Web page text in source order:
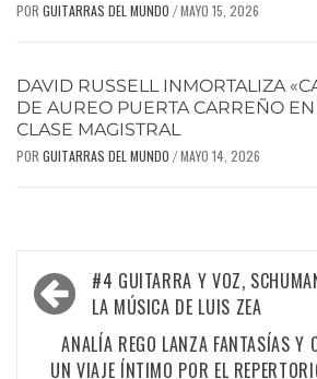
POR GUITARRAS DEL MUNDO / MAYO 15, 2026
DAVID RUSSELL INMORTALIZA
DE AUREO PUERTA CARREÑO
CLASE MAGISTRAL
POR GUITARRAS DEL MUNDO / MAYO 14, 2026
#4 GUITARRA Y VOZ,
LA MÚSICA DE LUIS ZEA
ANALÍA REGO LANZA FANTASÍAS Y
UN VIAJE ÍNTIMO POR EL